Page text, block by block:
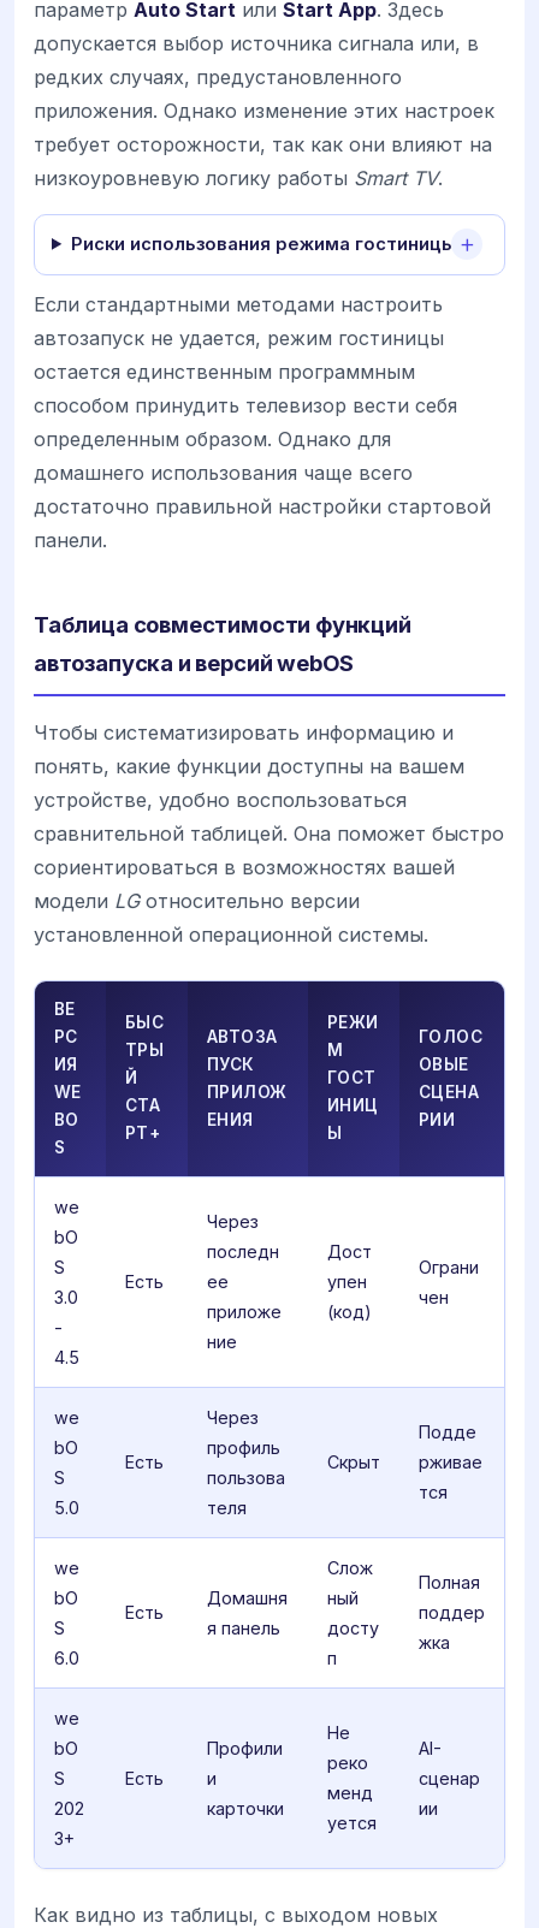
параметр Auto Start или Start App. Здесь
допускается выбор источника сигнала или, в
редких случаях, предустановленного
приложения. Однако изменение этих настроек
требует осторожности, так как они влияют на
низкоуровневую логику работы Smart TV.
Риски использования режима гостиницы
Если стандартными методами настроить
автозапуск не удается, режим гостиницы
остается единственным программным
способом принудить телевизор вести себя
определенным образом. Однако для
домашнего использования чаще всего
достаточно правильной настройки стартовой
панели.
Таблица совместимости функций
автозапуска и версий webOS
Чтобы систематизировать информацию и
понять, какие функции доступны на вашем
устройстве, удобно воспользоваться
сравнительной таблицей. Она поможет быстро
сориентироваться в возможностях вашей
модели LGотносительно версии
установленной операционной системы.
ВЕ
РС
ИЯ
WE
BO
S
БЫС
ТРЫ
Й
СТА
РТ+
АВТОЗА
ПУСК
ПРИЛОЖ
ЕНИЯ
РЕЖИ
М
ГОСТ
ИНИЦ
Ы
ГОЛОС
ОВЫЕ
СЦЕНА
РИИ
we
bO
S
3.0
-
4.5
Есть
Через
последн
ее
приложе
ние
Дост
упен
(код)
Ограни
чен
we
bO
S
5.0
Есть
Через
профиль
пользова
теля
Скрыт
Подде
рживае
тся
we
bO
S
6.0
Есть
Домашня
я панель
Слож
ный
досту
п
Полная
поддер
жка
we
bO
S
202
3+
Есть
Профили
и
карточки
Не
реко
менд
уется
AI-
сценар
ии
Как видно из таблицы, с выходом новых